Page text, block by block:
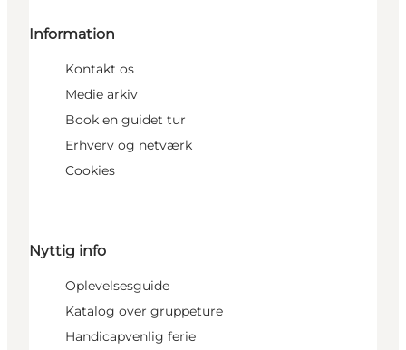
Information
Kontakt os
Medie arkiv
Book en guidet tur
Erhverv og netværk
Cookies
Nyttig info
Oplevelsesguide
Katalog over gruppeture
Handicapvenlig ferie